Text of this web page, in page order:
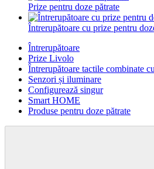
Prize pentru doze pătrate
Întrerupătoare cu prize pentru
Întrerupătoare
Prize Livolo
Întrerupătoare tactile combinate
Senzori și iluminare
Configurează singur
Smart HOME
Produse pentru doze pătrate